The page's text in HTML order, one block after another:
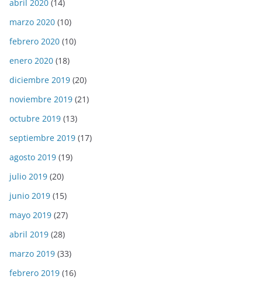
abril 2020 (14)
marzo 2020 (10)
febrero 2020 (10)
enero 2020 (18)
diciembre 2019 (20)
noviembre 2019 (21)
octubre 2019 (13)
septiembre 2019 (17)
agosto 2019 (19)
julio 2019 (20)
junio 2019 (15)
mayo 2019 (27)
abril 2019 (28)
marzo 2019 (33)
febrero 2019 (16)